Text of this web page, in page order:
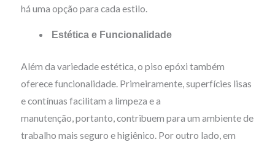
há uma opção para cada estilo.
Estética e Funcionalidade
Além da variedade estética, o piso epóxi também
oferece funcionalidade. Primeiramente, superfícies lisas
e contínuas facilitam a limpeza e a
manutenção, portanto, contribuem para um ambiente de
trabalho mais seguro e higiênico. Por outro lado, em